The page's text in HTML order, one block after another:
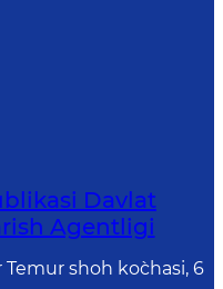
Davlat
Agentligi
shoh ko`chasi, 6